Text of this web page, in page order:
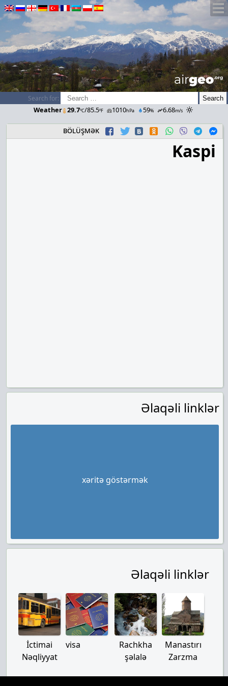
airGEO.oRg
Search for:
Weather 29.7ºC/85.5ºF 1010hPa 59% 6.68m/s
bölüşmək
Kaspi
Əlaqəli linklər
xəritə göstərmək
Əlaqəli linklər
İctimai
Nəqliyyat
visa
Rachkha
şəlalə
Manastırı
Zarzma